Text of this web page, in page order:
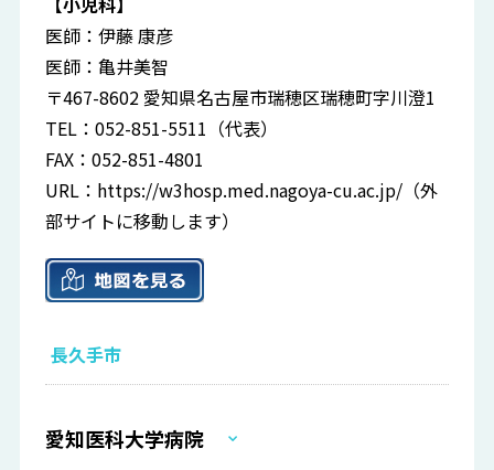
医師：伊藤 康彦
医師：亀井美智
〒467-8602 愛知県名古屋市瑞穂区瑞穂町字川澄1
TEL：052-851-5511（代表）
FAX：052-851-4801
URL： https://w3hosp.med.nagoya-cu.ac.jp/ （外
部サイトに移動します）
長久手市
愛知医科大学病院